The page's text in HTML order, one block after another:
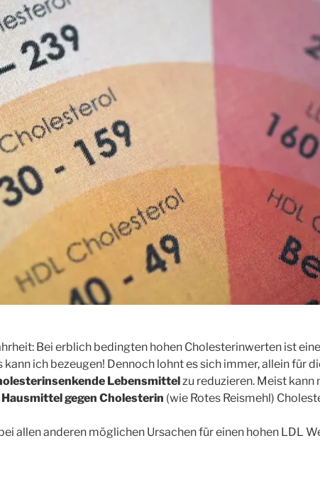
Bei erblich bedingten hohen Cholesterinwerten ist
kann ich bezeugen! Dennoch lohnt es sich immer, allein für
Lebensmittelzu reduzieren. Meist kann
Hausmittel gegen Cholesterin (wie Rotes Reismehl)
allen anderen möglichen Ursachen für einen hohen LDL